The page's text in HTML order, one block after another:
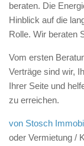
beraten. Die
Hinblick auf die
Rolle. Wir beraten
Vom ersten
Verträge sind wir,
Ihrer Seite und
zu erreichen.
von Stosch
oder Vermietung /